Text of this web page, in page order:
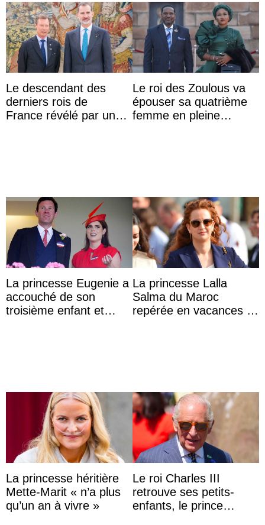
Le descendant des
derniers rois de
France révélé par un
Le roi des Zoulous va
épouser sa quatrième
femme en pleine
La princesse Eugenie a
accouché de son
troisième enfant et
La princesse Lalla
Salma du Maroc
repérée en vacances à
La princesse héritière
Mette-Marit « n’a plus
qu’un an à vivre »
Le roi Charles III
retrouve ses petits-
enfants, le prince